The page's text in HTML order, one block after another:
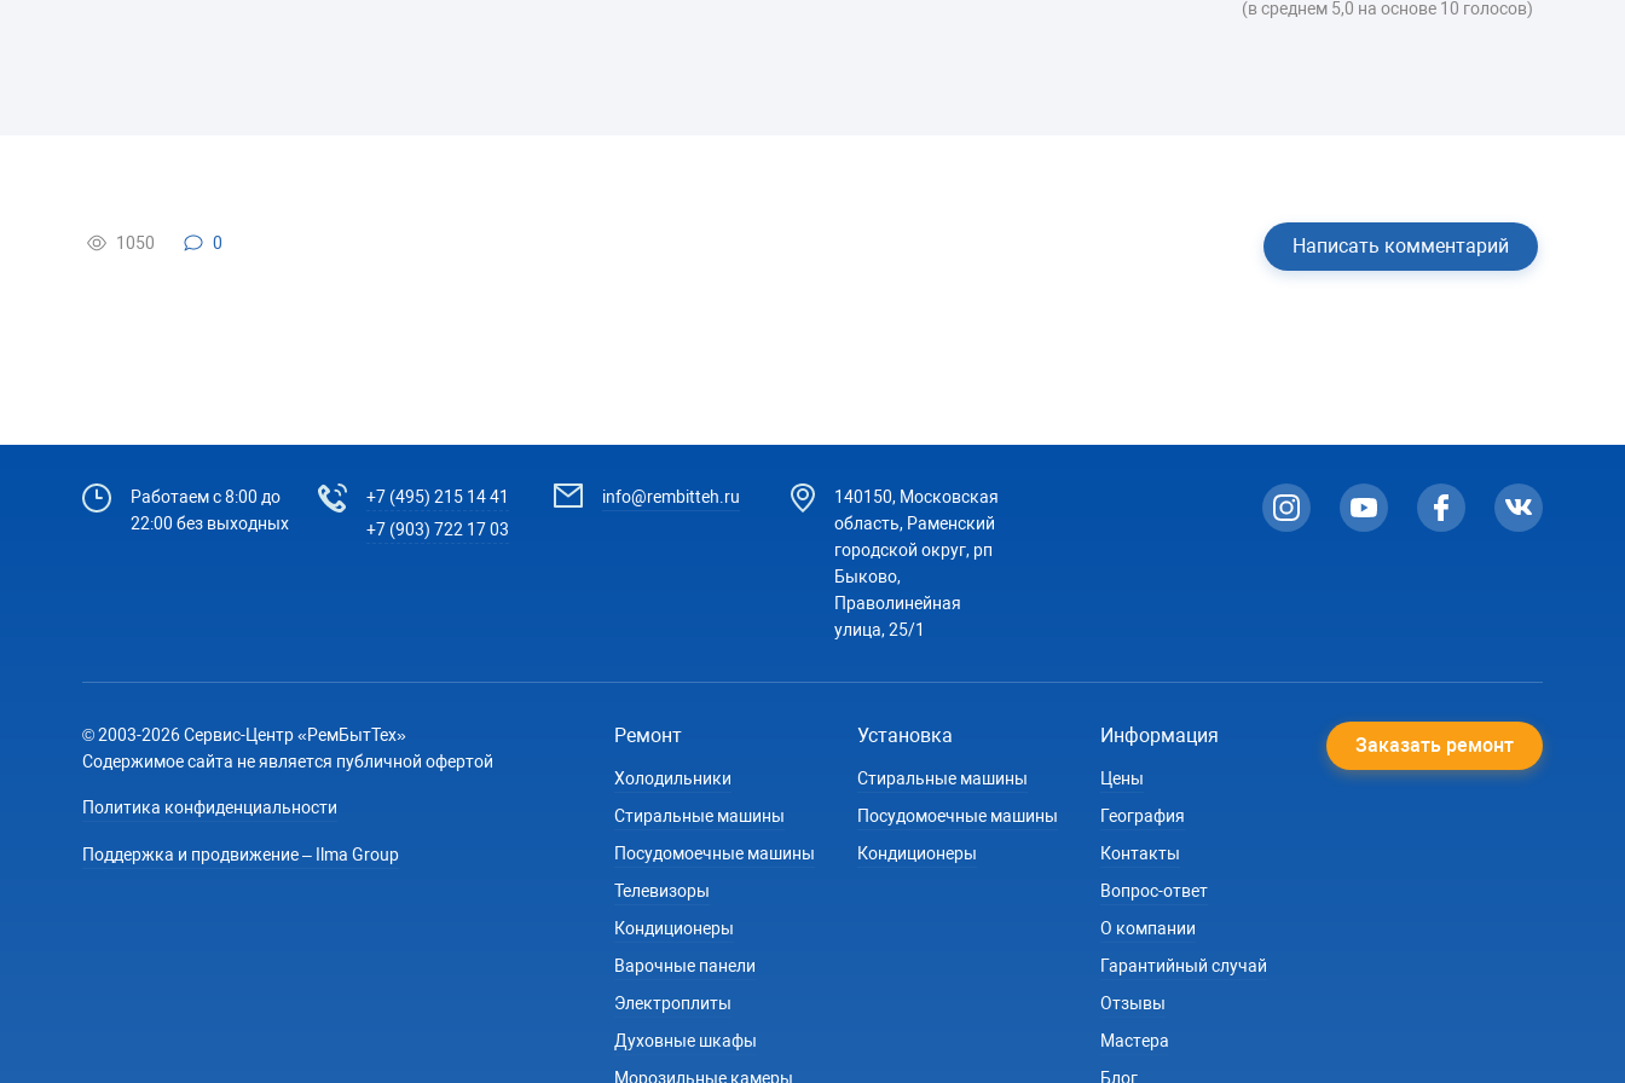
(в среднем 5,0 на основе 10 голосов)
1050 0 Написать комментарий
Работаем с 8:00 до
22:00 без выходных
+7 (495) 215 14 41
+7 (903) 722 17 03
info@rembitteh.ru
140150, Московская
область, Раменский
городской округ, рп
Быково,
Праволинейная
улица, 25/1
© 2003-2026 Сервис-Центр «РемБытТех»
Содержимое сайта не является публичной офертой
Политика конфиденциальности
Поддержка и продвижение – Ilma Group
Ремонт
Холодильники
Стиральные машины
Посудомоечные машины
Телевизоры
Кондиционеры
Варочные панели
Электроплиты
Духовные шкафы
Морозильные камеры
Установка
Стиральные машины
Посудомоечные машины
Кондиционеры
Информация
Цены
География
Контакты
Вопрос-ответ
О компании
Гарантийный случай
Отзывы
Мастера
Блог
Заказать ремонт